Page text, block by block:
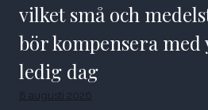
vilket små och
bör kompensera
ledig dag
8 augusti 2026